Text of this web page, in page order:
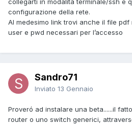
collegarti in modalità terminale/ssh e
configurazione della rete.
Al medesimo link trovi anche il file
user e pwd necessari per l’accesso
Sandro71
Inviato 13 Gennaio
Proveró ad instalare una beta......il
router o uno switch generici,